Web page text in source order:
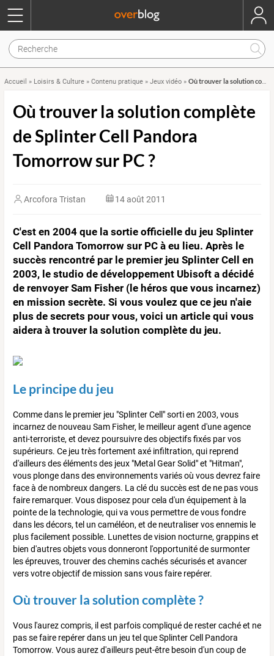
Accueil » Loisirs & Culture » Contenu pratique » Jeux vidéo » Où trouver la solution complète de Splinter Cell Pandora Tomorrow sur PC ?
Où trouver la solution complète
de Splinter Cell Pandora
Tomorrow sur PC ?
Arcofora Tristan 14 août 2011
C'est en 2004 que la sortie officielle du jeu Splinter
Cell Pandora Tomorrow sur PC à eu lieu. Après le
succès rencontré par le premier jeu Splinter Cell en
2003, le studio de développement Ubisoft a décidé
de renvoyer Sam Fisher (le héros que vous incarnez)
en mission secrète. Si vous voulez que ce jeu n'aie
plus de secrets pour vous, voici un article qui vous
aidera à trouver la solution complète du jeu.
Le principe du jeu
Comme dans le premier jeu "Splinter Cell" sorti en 2003, vous
incarnez de nouveau Sam Fisher, le meilleur agent d'une agence
anti-terroriste, et devez poursuivre des objectifs fixés par vos
supérieurs. Ce jeu très fortement axé infiltration, qui reprend
d'ailleurs des éléments des jeux "Metal Gear Solid" et "Hitman",
vous plonge dans des environnements variés où vous devrez faire
face à de nombreux dangers. La clé du succès est de ne pas vous
faire remarquer. Vous disposez pour cela d'un équipement à la
pointe de la technologie, qui va vous permettre de vous fondre
dans les décors, tel un caméléon, et de neutraliser vos ennemis le
plus facilement possible. Lunettes de vision nocturne, grappins et
bien d'autres objets vous donneront l'opportunité de surmonter
les épreuves, trouver des chemins cachés sécurisés et avancer
vers votre objectif de mission sans vous faire repérer.
Où trouver la solution complète ?
Vous l'aurez compris, il est parfois compliqué de rester caché et ne
pas se faire repérer dans un jeu tel que Splinter Cell Pandora
Tomorrow. Vous aurez d'ailleurs peut-être besoin d'un coup de